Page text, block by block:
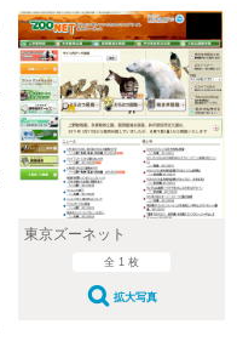
東京ズーネット
全 1 枚
拡大写真